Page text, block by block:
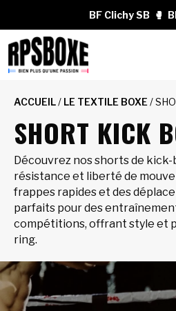
BF Clichy SB 🥊
ACCUEIL/ LE TEXTILE BOXE /
SHORT KICK
Découvrez nos shorts de
résistance et liberté de
frappes rapides et des
parfaits pour des
compétitions, offrant style et
ring.